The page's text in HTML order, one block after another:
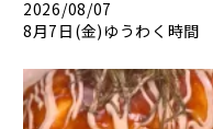
2026/08/07
8月7日(金)ゆうわく時間